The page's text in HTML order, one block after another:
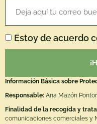
Estoy de acuerdo
Información Básica sobre
Responsable: Ana Mazón
Finalidad de la recogida y
comunicaciones comerciales y